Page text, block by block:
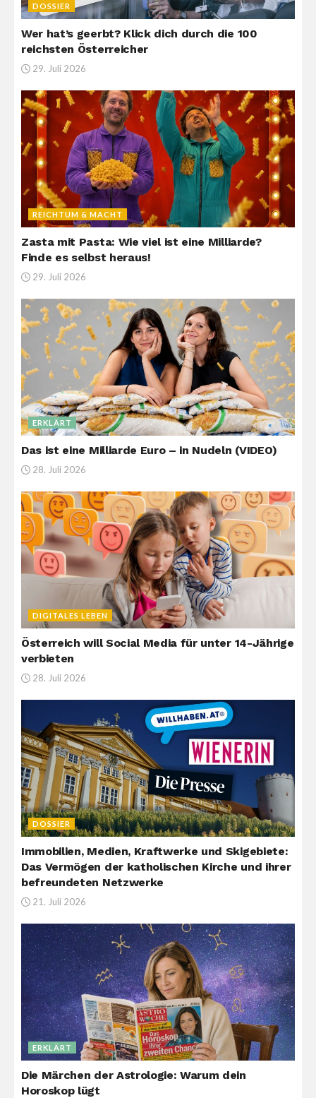
DOSSIER
Wer hat’s geerbt? Klick dich durch die 100
reichsten Österreicher
29. Juli 2026
REICHTUM & MACHT
Zasta mit Pasta: Wie viel ist eine Milliarde?
Finde es selbst heraus!
29. Juli 2026
ERKLÄRT
Das ist eine Milliarde Euro – in Nudeln (VIDEO)
28. Juli 2026
DIGITALES LEBEN
Österreich will Social Media für unter 14-Jährige
verbieten
28. Juli 2026
DOSSIER
Immobilien, Medien, Kraftwerke und Skigebiete:
Das Vermögen der katholischen Kirche und ihrer
befreundeten Netzwerke
21. Juli 2026
ERKLÄRT
Die Märchen der Astrologie: Warum dein
Horoskop lügt